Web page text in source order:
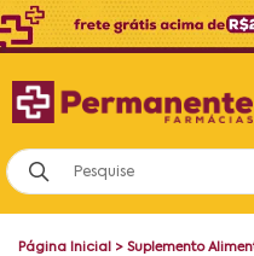
Página Inicial > Suplemento